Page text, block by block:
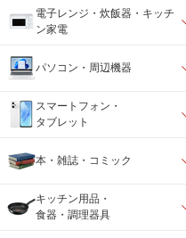
電子レンジ・炊飯器・キッチ
ン家電
パソコン・周辺機器
スマートフォン・
タブレット
本・雑誌・コミック
キッチン用品・
食器・調理器具